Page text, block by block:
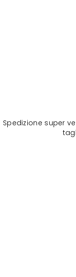
Spedizione super